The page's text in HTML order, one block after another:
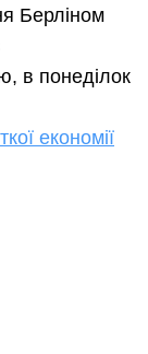
Берліном
в понеділок
економії